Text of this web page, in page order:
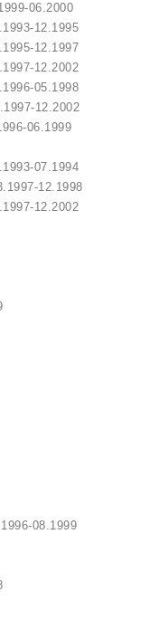
06.2000
12.1995
12.1997
12.2002
05.1998
12.2002
06.1999
07.1994
12.1998
12.2002
08.1999